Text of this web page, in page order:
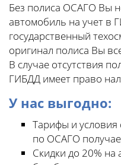
Без полиса ОСАГО Вы
автомобиль на учет в
государственный
оригинал полиса Вы
В случае отсутствия
ГИБДД имеет право
У нас выгодно:
Тарифы и условия
по ОСАГО
Скидки до 20%